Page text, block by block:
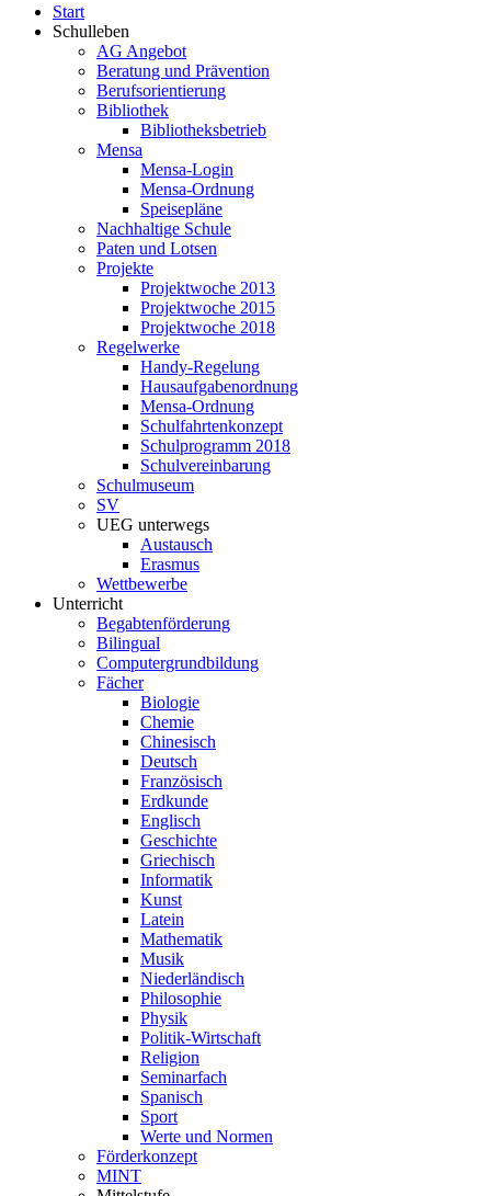
Start
Schulleben
AG Angebot
Beratung und Prävention
Berufsorientierung
Bibliothek
Bibliotheksbetrieb
Mensa
Mensa-Login
Mensa-Ordnung
Speisepläne
Nachhaltige Schule
Paten und Lotsen
Projekte
Projektwoche 2013
Projektwoche 2015
Projektwoche 2018
Regelwerke
Handy-Regelung
Hausaufgabenordnung
Mensa-Ordnung
Schulfahrtenkonzept
Schulprogramm 2018
Schulvereinbarung
Schulmuseum
SV
UEG unterwegs
Austausch
Erasmus
Wettbewerbe
Unterricht
Begabtenförderung
Bilingual
Computergrundbildung
Fächer
Biologie
Chemie
Chinesisch
Deutsch
Französisch
Erdkunde
Englisch
Geschichte
Griechisch
Informatik
Kunst
Latein
Mathematik
Musik
Niederländisch
Philosophie
Physik
Politik-Wirtschaft
Religion
Seminarfach
Spanisch
Sport
Werte und Normen
Förderkonzept
MINT